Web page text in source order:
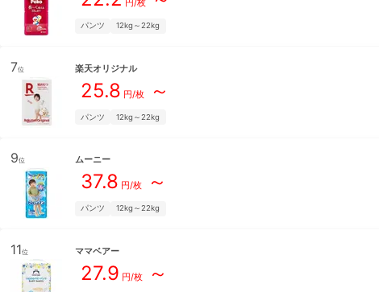
円/枚
パンツ 12kg～22kg
7位 楽天オリジナル
25.8 円/枚～
パンツ 12kg～22kg
9位 ムーニー
37.8 円/枚～
パンツ 12kg～22kg
11位 ママベアー
27.9 円/枚～